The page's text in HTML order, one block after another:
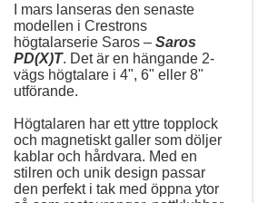
I mars lanseras den senaste
modellen i Crestrons
högtalarserie Saros – Saros
PD(X)T. Det är en hängande 2-
vägs högtalare i 4", 6" eller 8"
utförande.
Högtalaren har ett yttre topplock
och magnetiskt galler som döljer
kablar och hårdvara. Med en
stilren och unik design passar
den perfekt i tak med öppna ytor